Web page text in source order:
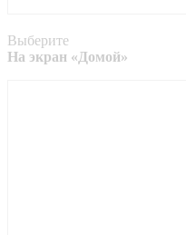
Выберите
На экран «Домой»